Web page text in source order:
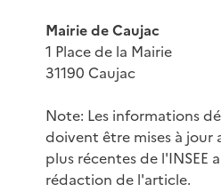
Mairie de Caujac
1 Place de la Mairie
31190 Caujac
Note: Les informations
doivent être mises à jour
plus récentes de l'INSEE
rédaction de l'article.